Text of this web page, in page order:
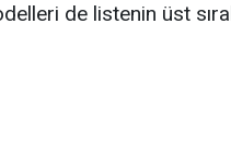
de listenin üst